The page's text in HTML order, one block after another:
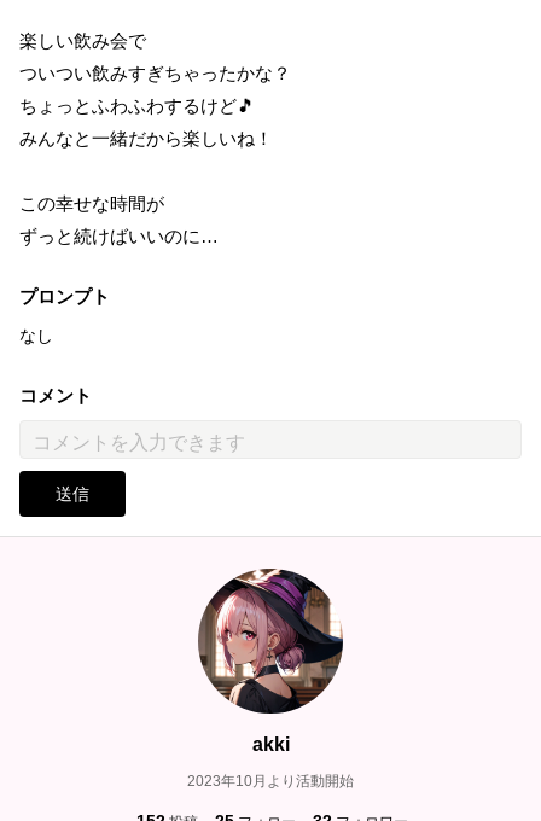
楽しい飲み会で
ついつい飲みすぎちゃったかな？
ちょっとふわふわするけど🎵
みんなと一緒だから楽しいね！
この幸せな時間が
ずっと続けばいいのに…
プロンプト
なし
コメント
送信
akki
2023年10月より活動開始